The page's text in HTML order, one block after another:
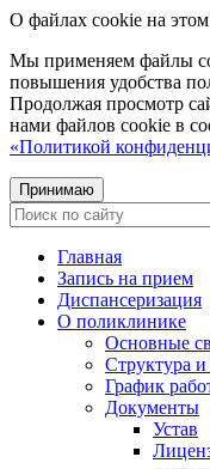
О файлах cookie на этом
Мы применяем файлы
повышения удобства
Продолжая просмотр
нами файлов cookie в
«Политикой
Принимаю
Главная
Запись на прием
Диспансеризация
О поликлинике
Основные
Структура
График
Документы
Устав